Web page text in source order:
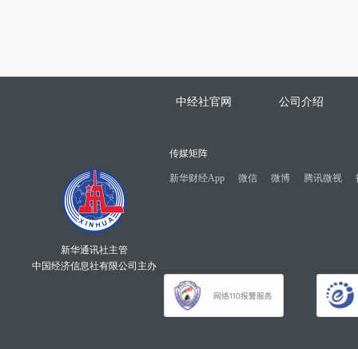
中经社官网 公司介绍
新华通讯社主管
中国经济信息社有限公司主办
传媒矩阵
新华财经App 微信 微博 腾讯微视